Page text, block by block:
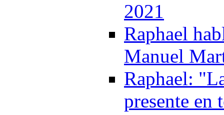
2021
Raphael
Manuel
Raphael:
presente en